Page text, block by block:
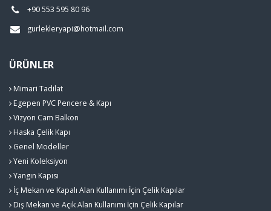
+90 553 595 80 96
gurlekleryapi@hotmail.com
ÜRÜNLER
Mimari Tadilat
Egepen PVC Pencere & Kapı
Vizyon Cam Balkon
Haska Çelik Kapı
Genel Modeller
Yeni Koleksiyon
Yangın Kapısı
İç Mekan ve Kapalı Alan Kullanımı İçin Çelik Kapılar
Dış Mekan ve Açık Alan Kullanımı İçin Çelik Kapılar